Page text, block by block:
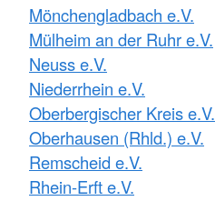
Mönchengladbach e.V.
Mülheim an der Ruhr e.V.
Neuss e.V.
Niederrhein e.V.
Oberbergischer Kreis e.V.
Oberhausen (Rhld.) e.V.
Remscheid e.V.
Rhein-Erft e.V.